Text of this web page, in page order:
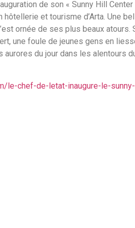
de son « Sunny Hill Center
et tourisme d’Arta. Une
ornée de ses plus beaux atours.
une foule de jeunes gens en
aurores du jour dans les alentours
le-chef-de-letat-inaugure-le-